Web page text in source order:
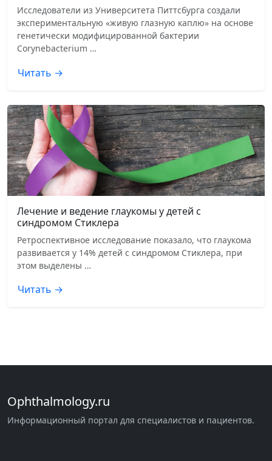
Исследователи из Университета Питтсбурга создали
экспериментальную «живую глазную каплю» на основе
генетически модифицированной бактерии
Corynebacterium …
Читать →
Лечение и ведение глаукомы у детей с
синдромом Стиклера
Ретроспективное исследование показало, что глаукома
развивается у 14% детей с синдромом Стиклера, при
этом выделены …
Читать →
Ophthalmology.ru
Информационный портал для специалистов и пациентов.